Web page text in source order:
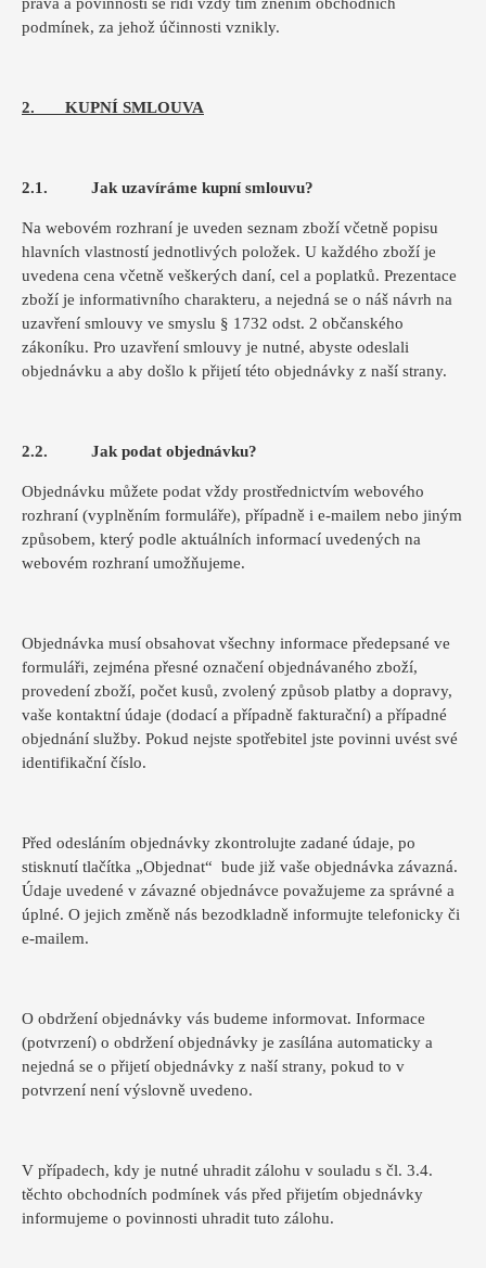
podmínek, za jehož účinnosti vznikly.
2. KUPNÍ SMLOUVA
2.1. Jak uzavíráme kupní smlouvu?
Na webovém rozhraní je uveden seznam zboží včetně popisu
hlavních vlastností jednotlivých položek. U každého zboží je
uvedena cena včetně veškerých daní, cel a poplatků. Prezentace
zboží je informativního charakteru, a nejedná se o náš návrh na
uzavření smlouvy ve smyslu § 1732 odst. 2 občanského
zákoníku. Pro uzavření smlouvy je nutné, abyste odeslali
objednávku a aby došlo k přijetí této objednávky z naší strany.
2.2. Jak podat objednávku?
Objednávku můžete podat vždy prostřednictvím webového
rozhraní (vyplněním formuláře), případně i e-mailem nebo jiným
způsobem, který podle aktuálních informací uvedených na
webovém rozhraní umožňujeme.
Objednávka musí obsahovat všechny informace předepsané ve
formuláři, zejména přesné označení objednávaného zboží,
provedení zboží, počet kusů, zvolený způsob platby a dopravy,
vaše kontaktní údaje (dodací a případně fakturační) a případné
objednání služby. Pokud nejste spotřebitel jste povinni uvést své
identifikační číslo.
Před odesláním objednávky zkontrolujte zadané údaje, po
stisknutí tlačítka „Objednat“ bude již vaše objednávka závazná.
Údaje uvedené v závazné objednávce považujeme za správné a
úplné. O jejich změně nás bezodkladně informujte telefonicky či
e-mailem.
O obdržení objednávky vás budeme informovat. Informace
(potvrzení) o obdržení objednávky je zasílána automaticky a
nejedná se o přijetí objednávky z naší strany, pokud to v
potvrzení není výslovně uvedeno.
V případech, kdy je nutné uhradit zálohu v souladu s čl. 3.4.
těchto obchodních podmínek vás před přijetím objednávky
informujeme o povinnosti uhradit tuto zálohu.